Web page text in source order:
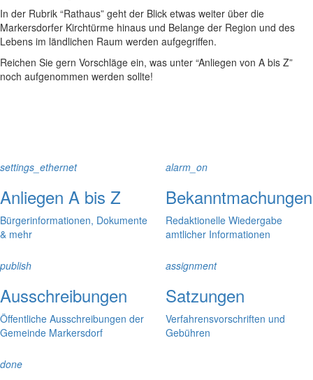
In der Rubrik “Rathaus” geht der Blick etwas weiter über die
Markersdorfer Kirchtürme hinaus und Belange der Region und des
Lebens im ländlichen Raum werden aufgegriffen.
Reichen Sie gern Vorschläge ein, was unter “Anliegen von A bis Z”
noch aufgenommen werden sollte!
settings_ethernet
Anliegen A bis Z
Bürgerinformationen, Dokumente
& mehr
alarm_on
Bekanntmachungen
Redaktionelle Wiedergabe
amtlicher Informationen
publish
Ausschreibungen
Öffentliche Ausschreibungen der
Gemeinde Markersdorf
assignment
Satzungen
Verfahrensvorschriften und
Gebühren
done